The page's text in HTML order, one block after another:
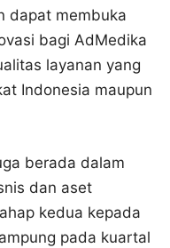
dapat membuka
bagi AdMedika
layanan yang
Indonesia maupun
berada dalam
dan aset
kedua kepada
pada kuartal